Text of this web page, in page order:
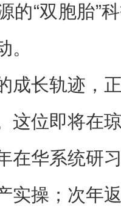
的“双胞胎”
。
成长轨迹，
这位即将在
在华系统研
实操；次年